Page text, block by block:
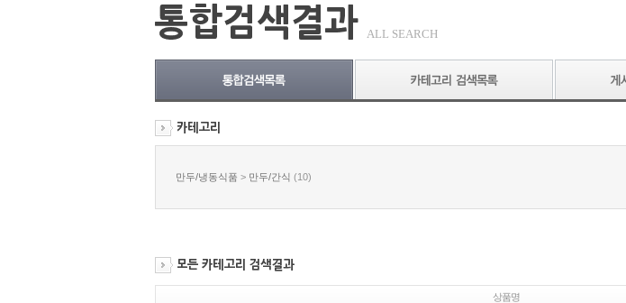
ALL SEARCH
만두/냉동식품 > 만두/간식 (10)
상품명